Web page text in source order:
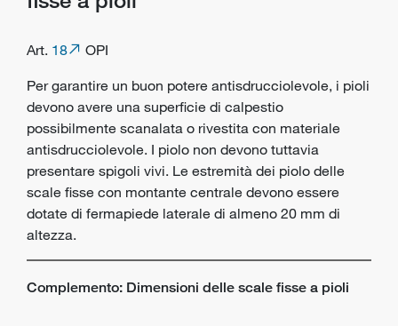
Art. 18
OPI
Per garantire un buon potere antisdrucciolevole, i pioli
devono avere una superficie di calpestio
possibilmente scanalata o rivestita con materiale
antisdrucciolevole. I piolo non devono tuttavia
presentare spigoli vivi. Le estremità dei piolo delle
scale fisse con montante centrale devono essere
dotate di fermapiede laterale di almeno 20 mm di
altezza.
Complemento: Dimensioni delle scale fisse a pioli